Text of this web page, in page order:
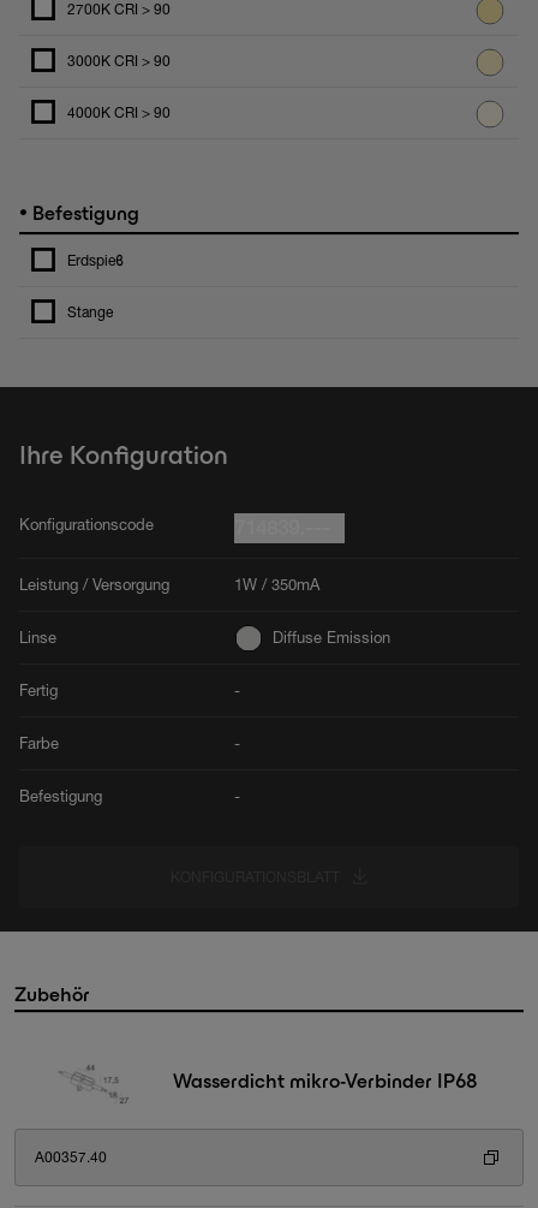
2700K CRI > 90
3000K CRI > 90
4000K CRI > 90
• Befestigung
Erdspieϐ
Stange
Ihre Konfiguration
Konfigurationscode
Leistung / Versorgung 1W / 350mA
Linse Diffuse Emission
Fertig -
Farbe -
Befestigung -
Zubehör
Wasserdicht mikro-Verbinder IP68
A00357.40